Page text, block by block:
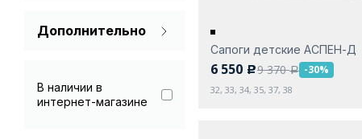
Натуральная кожа
Дополнительно
В наличии в
интернет-магазине
Сапоги детские АСПЕН-Д
6 550 c9 370a -30%
32, 33, 34, 35, 37, 38